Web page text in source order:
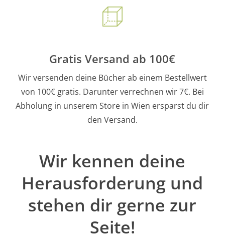
Gratis Versand ab 100€
Wir versenden deine Bücher ab einem Bestellwert
von 100€ gratis. Darunter verrechnen wir 7€. Bei
Abholung in unserem Store in Wien ersparst du dir
den Versand.
Wir kennen deine
Herausforderung und
stehen dir gerne zur
Seite!